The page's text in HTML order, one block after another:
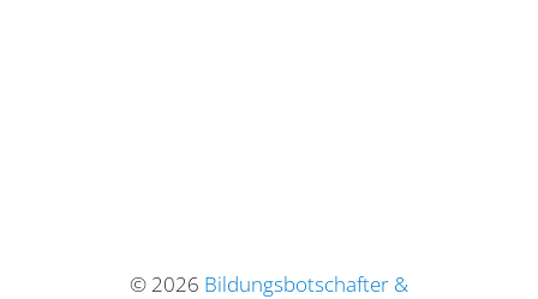
© 2026 Bildungsbotschafter &